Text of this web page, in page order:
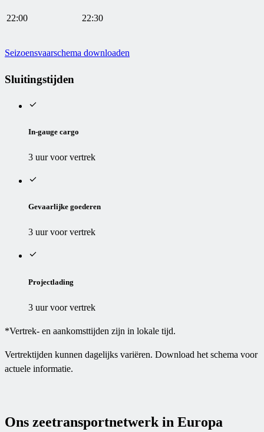
22:00 22:30
Seizoensvaarschema downloaden
Sluitingstijden
In-gauge cargo
3 uur voor vertrek
Gevaarlijke goederen
3 uur voor vertrek
Projectlading
3 uur voor vertrek
*Vertrek- en aankomsttijden zijn in lokale tijd.
Vertrektijden kunnen dagelijks variëren. Download het schema voor
actuele informatie.
Ons zeetransportnetwerk in Europa